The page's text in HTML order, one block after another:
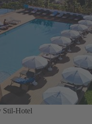
Hotel